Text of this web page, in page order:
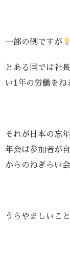
一部の例ですが
とある国では社
い 1年の労働をね
それが日本の忘
年会は参加者が
からのねぎらい
うらやましいこ